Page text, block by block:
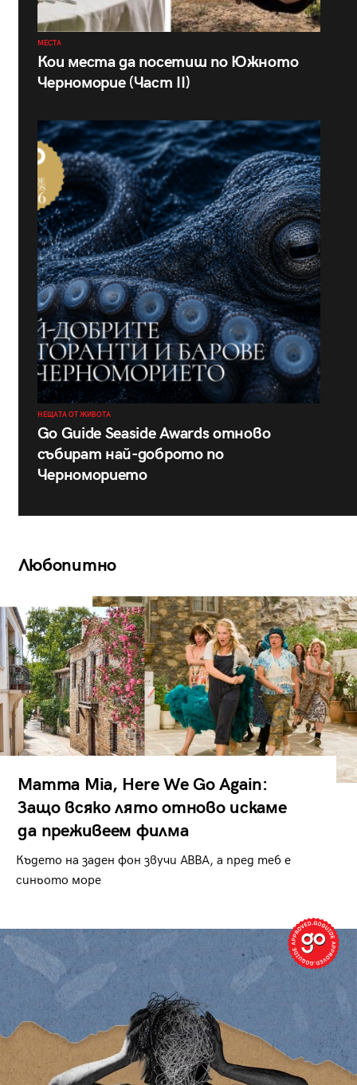
МЕСТА
Кои места да посетиш по Южното
Черноморие (Част II)
НЕЩАТА ОТ ЖИВОТА
Go Guide Seaside Awards отново
събират най-доброто по
Черноморието
Любопитно
Mamma Mia, Here We Go Again:
Защо всяко лято отново искаме
да преживеем филма
Където на заден фон звучи ABBA, а пред теб е
синьото море